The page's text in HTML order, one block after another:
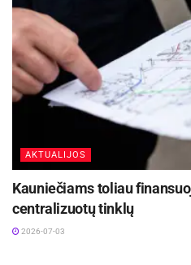
AKTUALIJOS
Kauniečiams toliau
centralizuotų tinklų
2026-07-03